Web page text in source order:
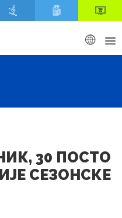
30 ПОСТО
СЕЗОНСКЕ